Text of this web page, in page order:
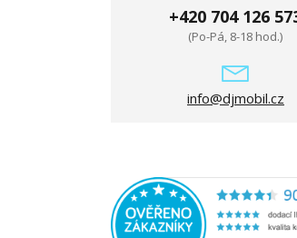
+420 704 126
(Po-Pá, 8-18 hod.)
info@djmobil.cz